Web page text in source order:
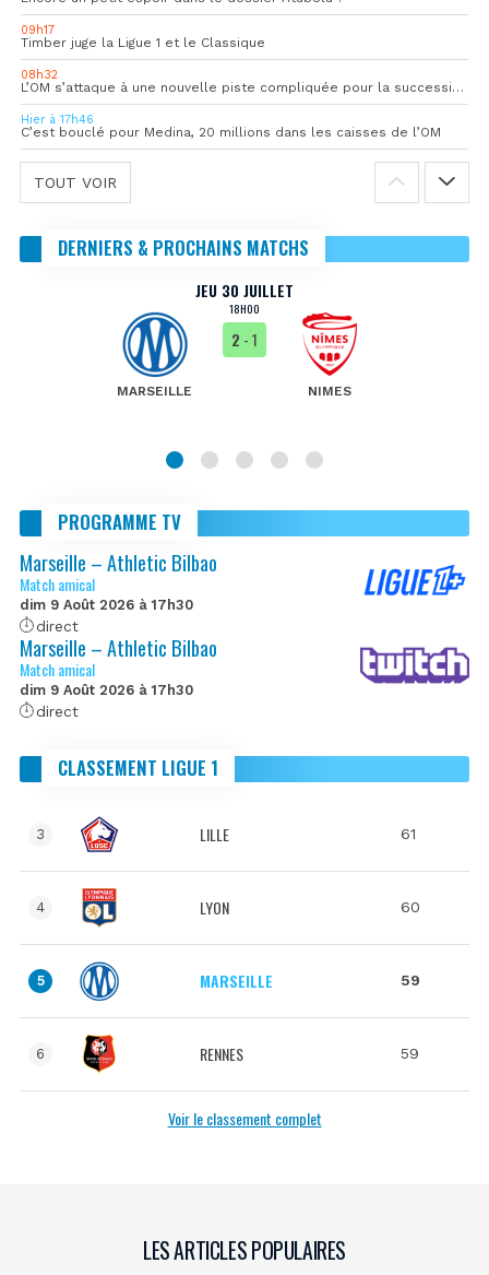
09h17
Timber juge la Ligue 1 et le Classique
08h32
L’OM s’attaque à une nouvelle piste compliquée pour la succession de Rulli
Hier à 17h46
C’est bouclé pour Medina, 20 millions dans les caisses de l’OM
TOUT VOIR
DERNIERS & PROCHAINS MATCHS
JEU 30 JUILLET
18H00
MARSEILLE
2 - 1
NIMES
PROGRAMME TV
Marseille – Athletic Bilbao
Match amical
dim 9 Août 2026 à 17h30
direct
Marseille – Athletic Bilbao
Match amical
dim 9 Août 2026 à 17h30
direct
CLASSEMENT LIGUE 1
3 LILLE 61
4 LYON 60
5 MARSEILLE 59
6 RENNES 59
Voir le classement complet
LES ARTICLES POPULAIRES